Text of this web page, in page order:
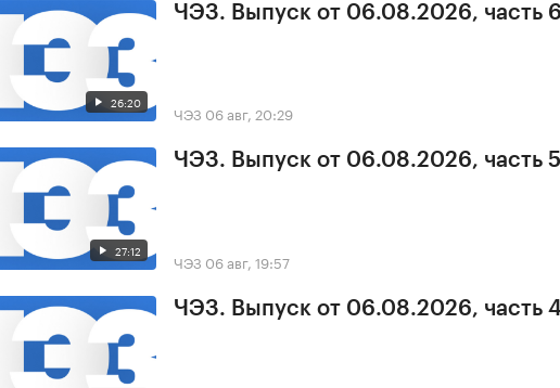
26:20
ЧЭЗ. Выпуск от 06.08.2026, часть
ЧЭЗ 06 авг, 20:29
27:12
ЧЭЗ. Выпуск от 06.08.2026, часть 5
ЧЭЗ 06 авг, 19:57
ЧЭЗ. Выпуск от 06.08.2026, часть